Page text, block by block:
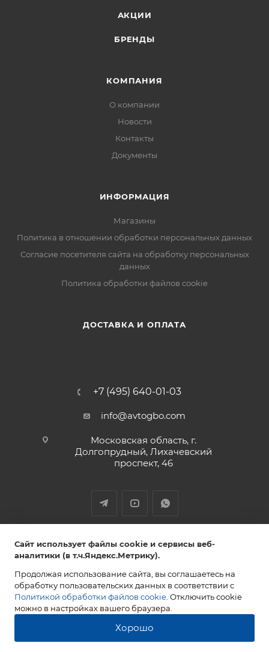
АКЦИИ
БРЕНДЫ
КОМПАНИЯ
О компании
Новости
Контакты
Документы
ИНФОРМАЦИЯ
Магазины
Политика в отношении обработки персональных данных
Согласие посетителя сайта на обработку персональных
данных
Политика обработки файлов cookie
ДОСТАВКА И ОПЛАТА
+7 (495) 640-01-03
info@avtogbo.com
Московская область, г.
Долгопрудный, Лихачевский
проспект, 46
ИНН 027809108765 ОГРН 320028000053851
2013-2026 AVTOGBO.COM. Все права защищены
Сайт использует файлы cookie и сервисы веб-
аналитики (в т.ч.Яндекс.Метрику).
Продолжая использование сайта, вы соглашаетесь на
обработку пользовательских данных в соответствии с
Политикой обработки файлов cookie . Отключить cookie
можно в настройках вашего браузера.
Хорошо